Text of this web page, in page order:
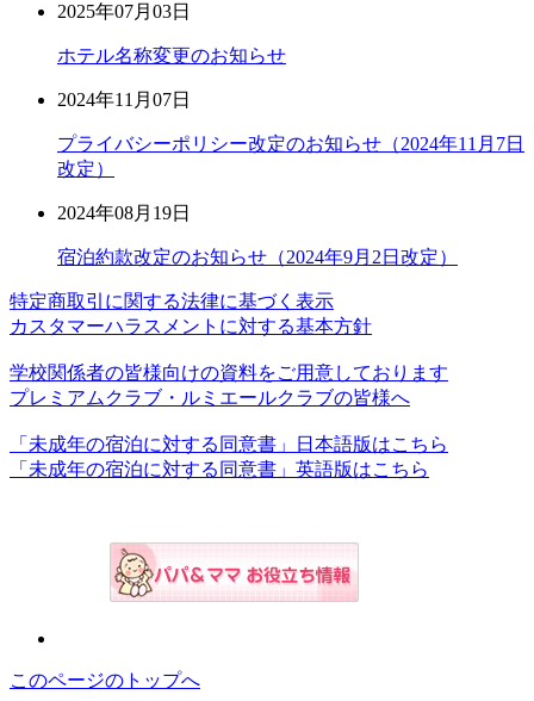
2025年07月03日
ホテル名称変更のお知らせ
2024年11月07日
プライバシーポリシー改定のお知らせ（2024年11月7日
改定）
2024年08月19日
宿泊約款改定のお知らせ（2024年9月2日改定）
特定商取引に関する法律に基づく表示
カスタマーハラスメントに対する基本方針
学校関係者の皆様向けの資料をご用意しております
プレミアムクラブ・ルミエールクラブの皆様へ
「未成年の宿泊に対する同意書」日本語版はこちら
「未成年の宿泊に対する同意書」英語版はこちら
このページのトップへ